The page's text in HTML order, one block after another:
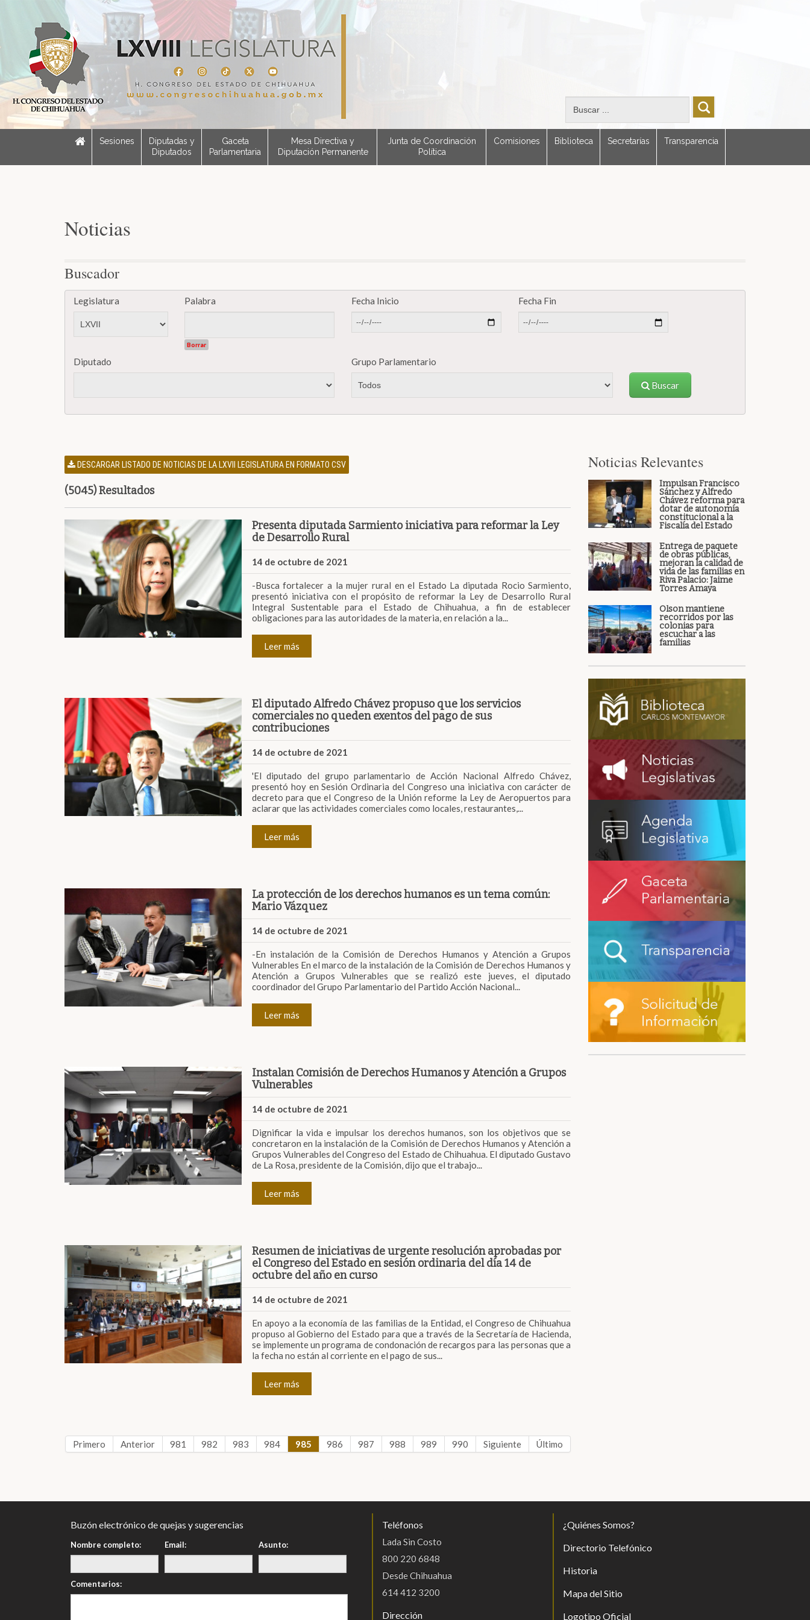
Sesiones
Diputadas y
Diputados
Gaceta
Parlamentaria
Mesa Directiva y
Diputación Permanente
Junta de Coordinación
Política
Comisiones Biblioteca Secretarías Transparencia
Noticias
Buscador
Legislatura Palabra
Borrar
Fecha Inicio Fecha Fin
Diputado Grupo Parlamentario
Buscar
DESCARGAR LISTADO DE NOTICIAS DE LA LXVII LEGISLATURA EN FORMATO CSV
(5045) Resultados
Presenta diputada Sarmiento iniciativa para reformar la Ley
de Desarrollo Rural
14 de octubre de 2021
-Busca fortalecer a la mujer rural en el Estado La diputada Rocio Sarmiento,
presentó iniciativa con el propósito de reformar la Ley de Desarrollo Rural
Integral Sustentable para el Estado de Chihuahua, a fin de establecer
obligaciones para las autoridades de la materia, en relación a la...
Leer más
El diputado Alfredo Chávez propuso que los servicios
comerciales no queden exentos del pago de sus
contribuciones
14 de octubre de 2021
'El diputado del grupo parlamentario de Acción Nacional Alfredo Chávez,
presentó hoy en Sesión Ordinaria del Congreso una iniciativa con carácter de
decreto para que el Congreso de la Unión reforme la Ley de Aeropuertos para
aclarar que las actividades comerciales como locales, restaurantes,...
Leer más
La protección de los derechos humanos es un tema común:
Mario Vázquez
14 de octubre de 2021
-En instalación de la Comisión de Derechos Humanos y Atención a Grupos
Vulnerables En el marco de la instalación de la Comisión de Derechos Humanos y
Atención a Grupos Vulnerables que se realizó este jueves, el diputado
coordinador del Grupo Parlamentario del Partido Acción Nacional...
Leer más
Instalan Comisión de Derechos Humanos y Atención a Grupos
Vulnerables
14 de octubre de 2021
Dignificar la vida e impulsar los derechos humanos, son los objetivos que se
concretaron en la instalación de la Comisión de Derechos Humanos y Atención a
Grupos Vulnerables del Congreso del Estado de Chihuahua. El diputado Gustavo
de La Rosa, presidente de la Comisión, dijo que el trabajo...
Leer más
Resumen de iniciativas de urgente resolución aprobadas por
el Congreso del Estado en sesión ordinaria del día 14 de
octubre del año en curso
14 de octubre de 2021
En apoyo a la economía de las familias de la Entidad, el Congreso de Chihuahua
propuso al Gobierno del Estado para que a través de la Secretaría de Hacienda,
se implemente un programa de condonación de recargos para las personas que a
la fecha no están al corriente en el pago de sus...
Leer más
Primero Anterior 981 982 983 984 985 986 987 988 989 990 Siguiente Último
Noticias Relevantes
Impulsan Francisco
Sánchez y Alfredo
Chávez reforma para
dotar de autonomía
constitucional a la
Fiscalía del Estado
Entrega de paquete
de obras públicas,
mejoran la calidad de
vida de las familias en
Riva Palacio: Jaime
Torres Amaya
Olson mantiene
recorridos por las
colonias para
escuchar a las
familias
Buzón electrónico de quejas y sugerencias
Nombre completo: Email: Asunto:
Comentarios:
Teléfonos
Lada Sin Costo
800 220 6848
Desde Chihuahua
614 412 3200
Dirección
¿Quiénes Somos?
Directorio Telefónico
Historia
Mapa del Sitio
Logotipo Oficial